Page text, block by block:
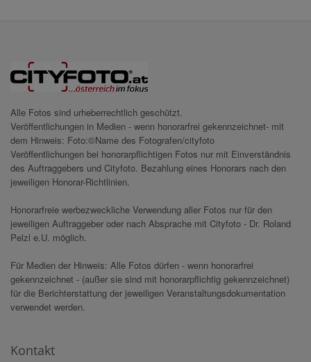
Alle Fotos sind urheberrechtlich geschützt.
Veröffentlichungen in Medien - wenn honorarfrei gekennzeichnet- mit
dem Hinweis: Foto:©Name des Fotografen/cityfoto
Veröffentlichungen bei honorarpflichtigen Fotos nur mit Einverständnis
des Auftraggebers und Cityfoto. Bezahlung eines Honorars nach den
jeweiligen Honorar-Richtlinien.
Honorarfreie werbezweckliche Verwendung aller Fotos nur für den
jeweiligen Auftraggeber oder nach Absprache mit Cityfoto - Dr. Roland
Pelzl e.U. möglich.
Für Medien der Hinweis: Alle Fotos dürfen - wenn honorarfrei
gekennzeichnet - (außer sie sind mit honorarpflichtig gekennzeichnet)
für die Berichterstattung der jeweiligen Veranstaltungsdokumentation
verwendet werden.
Kontakt